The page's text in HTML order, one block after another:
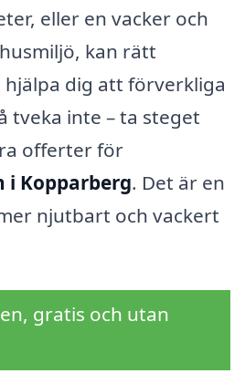
eller en vacker och
kan rätt
dig att förverkliga
tveka inte – ta steget
offerter för
i Kopparberg. Det är en
njutbart och vackert
gratis och utan